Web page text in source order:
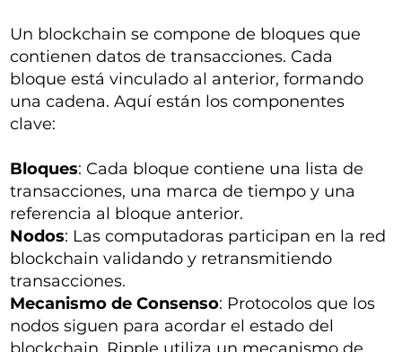
Un blockchain se compone de bloques que
contienen datos de transacciones. Cada
bloque está vinculado al anterior, formando
una cadena. Aquí están los componentes
clave:
Bloques: Cada bloque contiene una lista de
transacciones, una marca de tiempo y una
referencia al bloque anterior.
Nodos: Las computadoras participan en la red
blockchain validando y retransmitiendo
transacciones.
Mecanismo de Consenso: Protocolos que los
nodos siguen para acordar el estado del